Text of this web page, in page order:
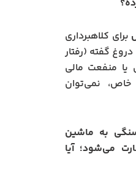
برای کلاهبرداری
گفته (رفتار
یا منفعت مالی
نمی‌توان
به ماشین
می‌شود؛ آیا